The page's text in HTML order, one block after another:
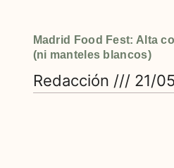
Madrid Food Fest: Alta
(ni manteles blancos)
Redacción 21/